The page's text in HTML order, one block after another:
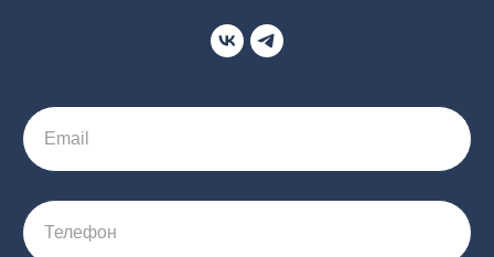
Email
Телефон